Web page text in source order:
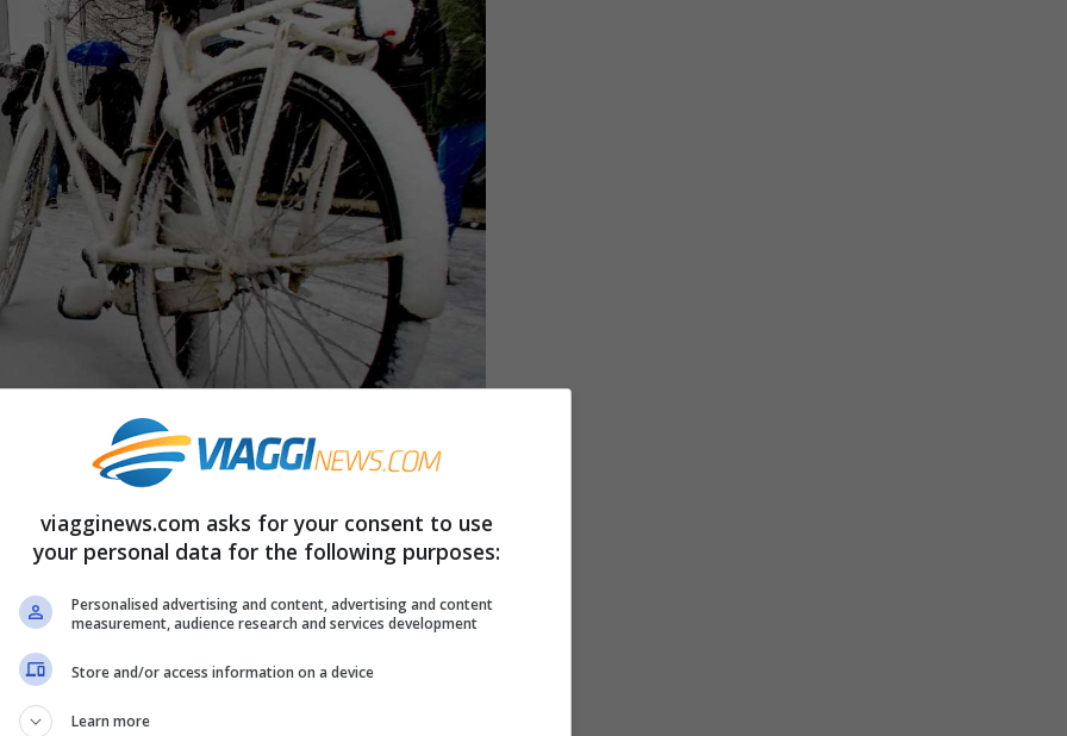
una seconda ondata di maltempo
Le aree che saranno
simil-invernale includono il
fiocchi persino a Milano, l’Emilia Romagna
su Vicenza – e le alte pianure del
viagginews.com asks for your consent to use
your personal data for the following purposes:
Personalised advertising and content, advertising and content
measurement, audience research and services development
Store and/or access information on a device
Learn more